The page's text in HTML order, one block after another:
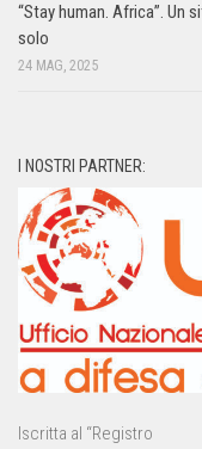
“Stay human. Africa”. Un
solo
24 MAG, 2025
I NOSTRI PARTNER:
Iscritta al “Registro